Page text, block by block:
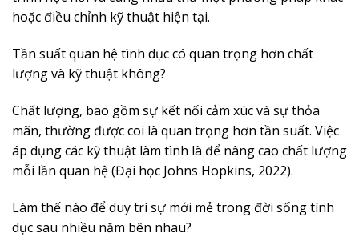
hoặc điều chỉnh kỹ thuật hiện tại.
Tần suất quan hệ tình dục có quan trọng hơn chất
lượng và kỹ thuật không?
Chất lượng, bao gồm sự kết nối cảm xúc và sự thỏa
mãn, thường được coi là quan trọng hơn tần suất. Việc
áp dụng các kỹ thuật làm tình là để nâng cao chất lượng
mỗi lần quan hệ (Đại học Johns Hopkins, 2022).
Làm thế nào để duy trì sự mới mẻ trong đời sống tình
dục sau nhiều năm bên nhau?